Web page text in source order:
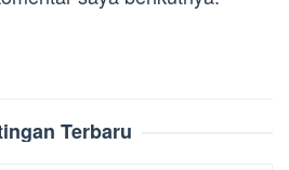
Terbaru